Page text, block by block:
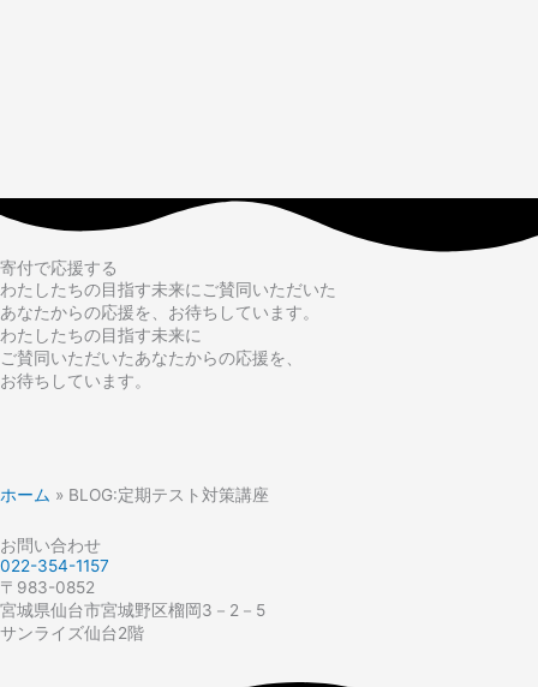
寄付で応援する
わたしたちの目指す未来にご賛同いただいた
あなたからの応援を、お待ちしています。
わたしたちの目指す未来に
ご賛同いただいたあなたからの応援を、
お待ちしています。
ホーム » BLOG:定期テスト対策講座
お問い合わせ
022-354-1157
〒983-0852
宮城県仙台市宮城野区榴岡3－2－5
サンライズ仙台2階​